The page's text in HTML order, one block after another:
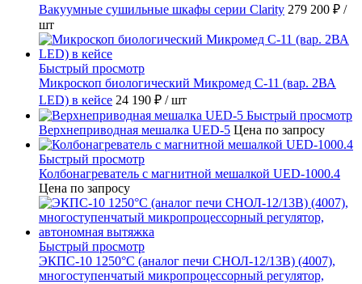
Вакуумные сушильные шкафы серии Clarity 279 200 ₽ /
шт
Быстрый просмотр
Микроскоп биологический Микромед С-11 (вар. 2ВА
LED) в кейсе 24 190 ₽ / шт
Быстрый просмотр
Верхнеприводная мешалка UED-5 Цена по запросу
Быстрый просмотр
Колбонагреватель с магнитной мешалкой UED-1000.4
Цена по запросу
Быстрый просмотр
ЭКПС-10 1250°С (аналог печи СНОЛ-12/13В) (4007),
многоступенчатый микропроцессорный регулятор,